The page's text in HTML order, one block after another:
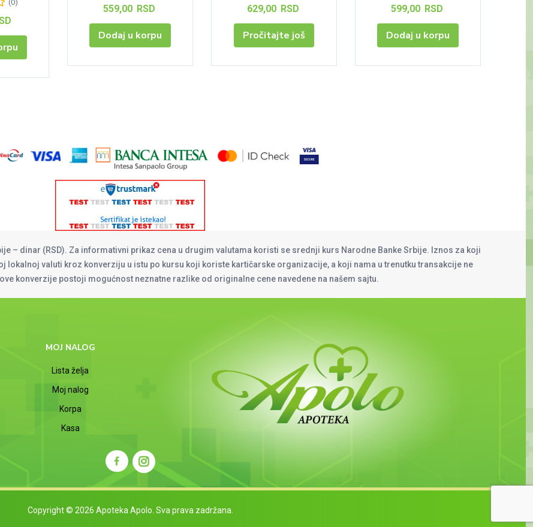
(0)
559,00 RSD
Dodaj u korpu
629,00 RSD
Pročitajte još
599,00 RSD
Dodaj u korpu
– dinar (RSD). Za informativni prikaz cena u drugim valutama koristi se srednji kurs Narodne Banke Srbije. Iznos za koji
lokalnoj valuti kroz konverziju u istu po kursu koji koriste kartičarske organizacije, a koji nama u trenutku transakcije ne
konverzije postoji mogućnost neznatne razlike od originalne cene navedene na našem sajtu.
MOJ NALOG
Lista želja
Moj nalog
Korpa
Kasa
Copyright © 2026 Apoteka Apolo. Sva prava zadržana.